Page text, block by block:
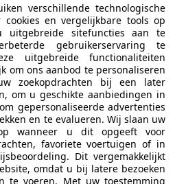
aansprakelijk voor de juistheid
Naar boven
online automarkt in Europa.
verschillende technologische
cookies en vergelijkbare tools op
uitgebreide sitefuncties aan te
gebruikerservaring te
uitgebreide functionaliteiten
om ons aanbod te personaliseren
zoekopdrachten bij een later
om u geschikte aanbiedingen in
gepersonaliseerde advertenties
en te evalueren. Wij slaan uw
wanneer u dit opgeeft voor
favoriete voertuigen of in
Dit vergemakkelijkt
omdat u bij latere bezoeken
te voeren. Met uw toestemming